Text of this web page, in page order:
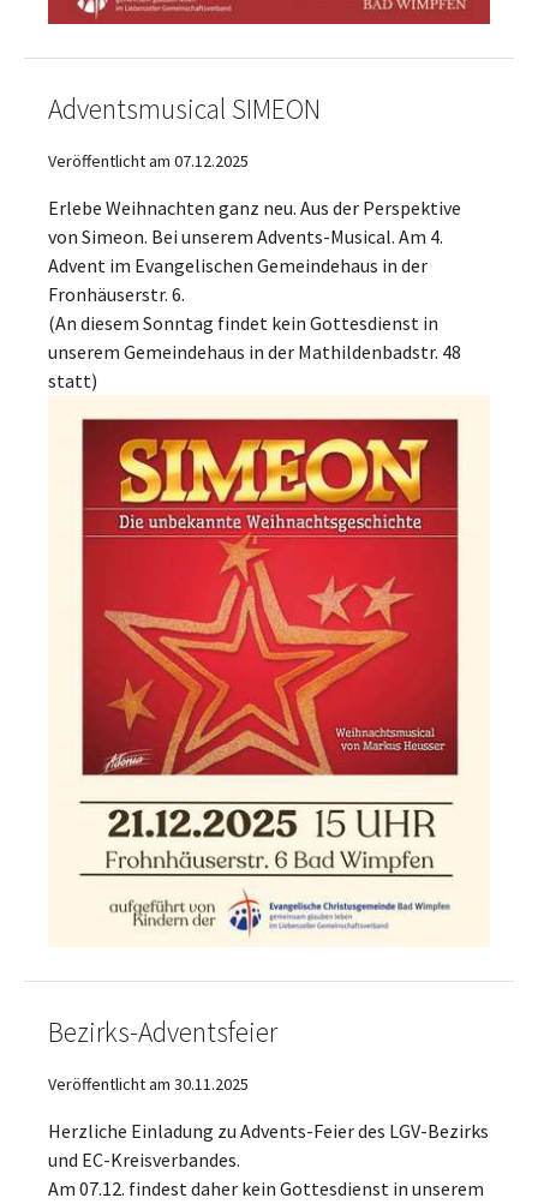
Adventsmusical SIMEON
Veröffentlicht am 07.12.2025
Erlebe Weihnachten ganz neu. Aus der Perspektive
von Simeon. Bei unserem Advents-Musical. Am 4.
Advent im Evangelischen Gemeindehaus in der
Fronhäuserstr. 6.
(An diesem Sonntag findet kein Gottesdienst in
unserem Gemeindehaus in der Mathildenbadstr. 48
statt)
Bezirks-Adventsfeier
Veröffentlicht am 30.11.2025
Herzliche Einladung zu Advents-Feier des LGV-Bezirks
und EC-Kreisverbandes.
Am 07.12. findest daher kein Gottesdienst in unserem